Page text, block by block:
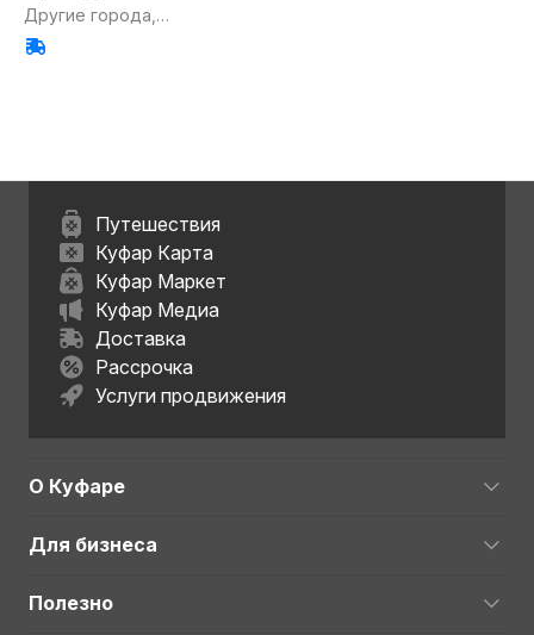
Другие города,
Гомельская обл.
Путешествия
Куфар Карта
Куфар Маркет
Куфар Медиа
Доставка
Рассрочка
Услуги продвижения
О Куфаре
Для бизнеса
Полезно